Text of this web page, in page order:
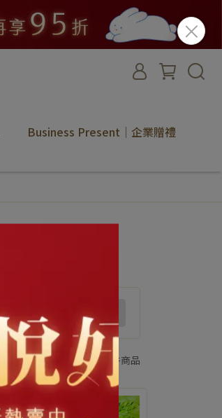
Business Present｜企業贈禮
尚未選購
共 4 件商品